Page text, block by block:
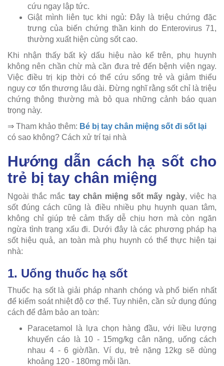
cứu ngay lập tức.
Giật mình liên tục khi ngủ: Đây là triệu chứng đặc
trưng của biến chứng thần kinh do Enterovirus 71,
thường xuất hiện cùng sốt cao.
Khi nhận thấy bất kỳ dấu hiệu nào kể trên, phụ huynh
không nên chần chừ mà cần đưa trẻ đến bệnh viện ngay.
Việc điều trị kịp thời có thể cứu sống trẻ và giảm thiểu
nguy cơ tổn thương lâu dài. Đừng nghĩ rằng sốt chỉ là triệu
chứng thông thường mà bỏ qua những cảnh báo quan
trọng này.
⇒ Tham khảo thêm: Bé bị tay chân miệng sốt đi sốt lại
có sao không? Cách xử trí tại nhà
Hướng dẫn cách hạ sốt cho
trẻ bị tay chân miệng
Ngoài thắc mắc tay chân miệng sốt mấy ngày, việc hạ
sốt đúng cách cũng là điều nhiều phụ huynh quan tâm,
không chỉ giúp trẻ cảm thấy dễ chịu hơn mà còn ngăn
ngừa tình trạng xấu đi. Dưới đây là các phương pháp hạ
sốt hiệu quả, an toàn mà phụ huynh có thể thực hiện tại
nhà:
1. Uống thuốc hạ sốt
Thuốc hạ sốt là giải pháp nhanh chóng và phổ biến nhất
để kiểm soát nhiệt độ cơ thể. Tuy nhiên, cần sử dụng đúng
cách để đảm bảo an toàn:
Paracetamol là lựa chọn hàng đầu, với liều lượng
khuyến cáo là 10 - 15mg/kg cân nặng, uống cách
nhau 4 - 6 giờ/lần. Ví dụ, trẻ nặng 12kg sẽ dùng
khoảng 120 - 180mg mỗi lần.